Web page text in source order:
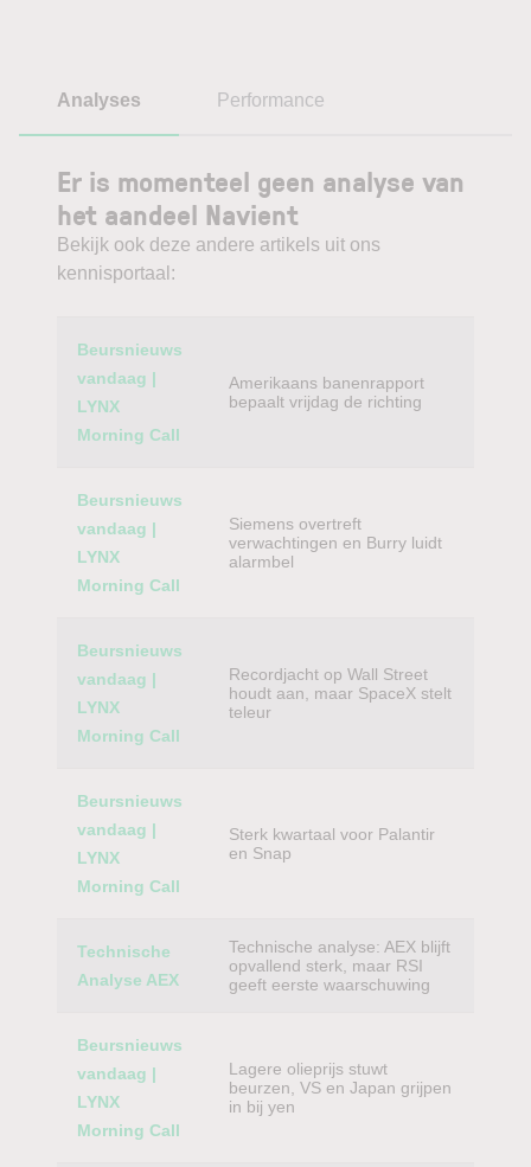
Analyses Performance
Er is momenteel geen analyse van
het aandeel Navient
Bekijk ook deze andere artikels uit ons
kennisportaal:
Category
Beursnieuws
vandaag |
LYNX
Morning Call
Amerikaans banenrapport
bepaalt vrijdag de richting
Beursnieuws
vandaag |
LYNX
Morning Call
Siemens overtreft
verwachtingen en Burry luidt
alarmbel
Beursnieuws
vandaag |
LYNX
Morning Call
Recordjacht op Wall Street
houdt aan, maar SpaceX stelt
teleur
Beursnieuws
vandaag |
LYNX
Morning Call
Sterk kwartaal voor Palantir
en Snap
Technische
Analyse AEX
Technische analyse: AEX blijft
opvallend sterk, maar RSI
geeft eerste waarschuwing
Beursnieuws
vandaag |
LYNX
Morning Call
Lagere olieprijs stuwt
beurzen, VS en Japan grijpen
in bij yen